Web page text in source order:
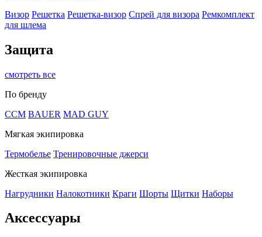
Визор Решетка Решетка-визор Спрей для визора Ремкомплект
для шлема
Защита
смотреть все
По бренду
CCM BAUER MAD GUY
Мягкая экипировка
Термобелье Тренировочные джерси
Жесткая экипировка
Нагрудники Налокотники Краги Шорты Щитки Наборы
Аксессуары